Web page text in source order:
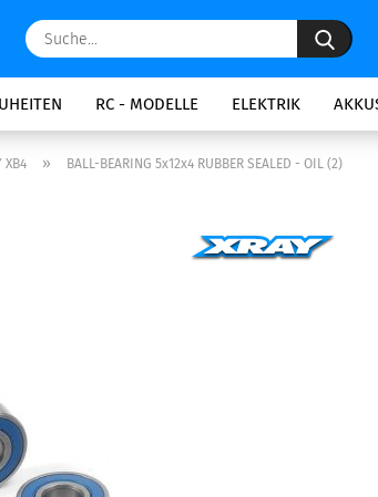
RC - MODELLE ELEKTRIK
XB4 » BALL-BEARING 5x12x4 RUBBER SEALED - OIL (2)